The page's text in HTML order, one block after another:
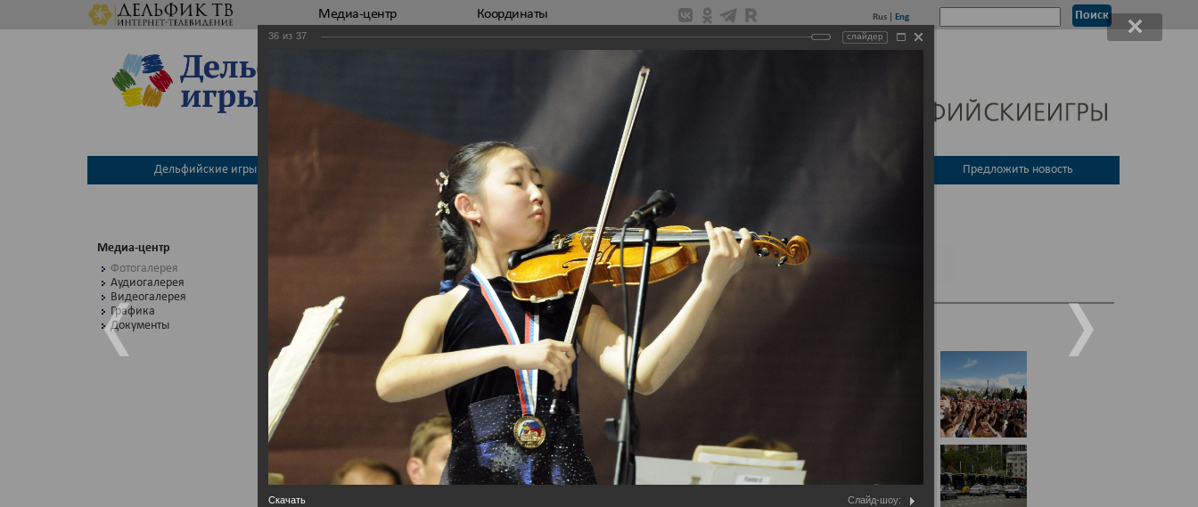
Медиа-центр Координаты Rus Eng
Дельфийские игры Международный Дельфийский комитет Предложить новость
Медиа-центр
Фотогалерея
Аудиогалерея
Видеогалерея
Графика
Документы
ФОТОГАЛЕРЕЯ
Восьмые молодежные Дельфийские игры России
36 из 37 слайдер
Скачать Слайд-шоу: